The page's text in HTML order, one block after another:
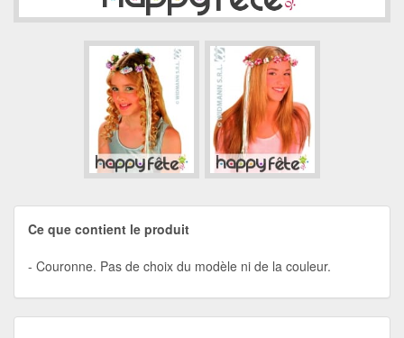
Ce que contient le produit
Couronne. Pas de choix du modèle ni de la couleur.